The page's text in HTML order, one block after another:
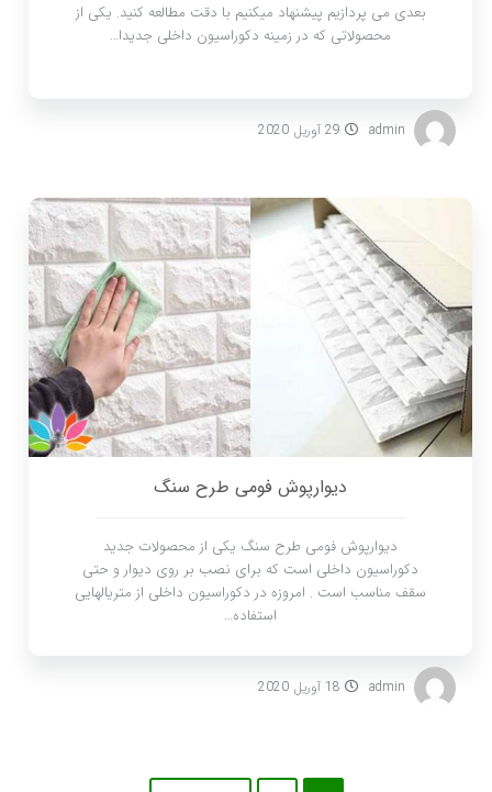
بعدی می پردازیم پیشنهاد میکنیم با دقت مطالعه کنید. یکی از
محصولاتی که در زمینه دکوراسیون داخلی جدیدا…
admin 29 آوریل 2020
دیوارپوش فومی طرح سنگ
دیوارپوش فومی طرح سنگ یکی از محصولات جدید
دکوراسیون داخلی است که برای نصب بر روی دیوار و حتی
سقف مناسب است . امروزه در دکوراسیون داخلی از متریالهایی
استفاده…
admin 18 آوریل 2020